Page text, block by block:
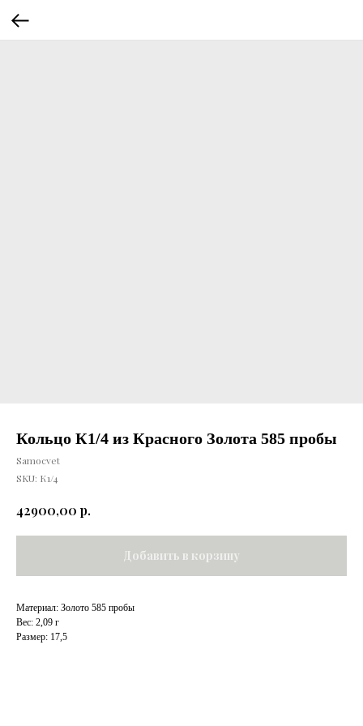
Кольцо К1/4 из Красного Золота 585 пробы
Samocvet
SKU: К1/4
42900,00 р.
Добавить в корзину
Материал: Золото 585 пробы
Вес: 2,09 г
Размер: 17,5